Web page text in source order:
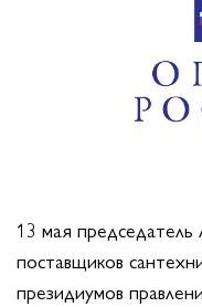
13 мая
поставщиков
президиумов